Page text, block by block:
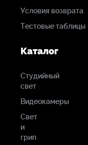
Разъемы:
Условия возврата
Тестовые таблицы
Каталог
Студийный
свет
Видеокамеры
Свет
и
грип